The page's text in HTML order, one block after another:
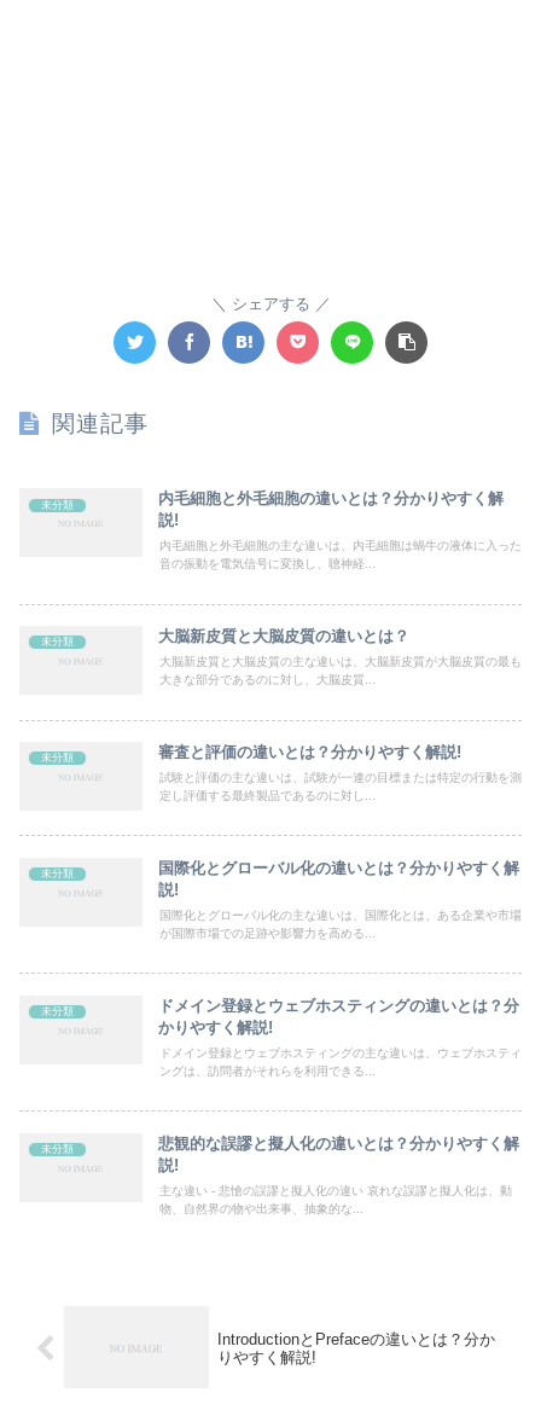
シェアする
関連記事
未分類
内毛細胞と外毛細胞の違いとは？分かりやすく解
説!
内毛細胞と外毛細胞の主な違いは、内毛細胞は蝸牛の液体に入った
音の振動を電気信号に変換し、聴神経...
未分類 大脳新皮質と大脳皮質の違いとは？
大脳新皮質と大脳皮質の主な違いは、大脳新皮質が大脳皮質の最も
大きな部分であるのに対し、大脳皮質...
未分類 審査と評価の違いとは？分かりやすく解説!
試験と評価の主な違いは、試験が一連の目標または特定の行動を測
定し評価する最終製品であるのに対し...
未分類
国際化とグローバル化の違いとは？分かりやすく解
説!
国際化とグローバル化の主な違いは、国際化とは、ある企業や市場
が国際市場での足跡や影響力を高める...
未分類
ドメイン登録とウェブホスティングの違いとは？分
かりやすく解説!
ドメイン登録とウェブホスティングの主な違いは、ウェブホスティ
ングは、訪問者がそれらを利用できる...
未分類
悲観的な誤謬と擬人化の違いとは？分かりやすく解
説!
主な違い - 悲愴の誤謬と擬人化の違い 哀れな誤謬と擬人化は、動
物、自然界の物や出来事、抽象的な...
IntroductionとPrefaceの違いとは？分か
りやすく解説!